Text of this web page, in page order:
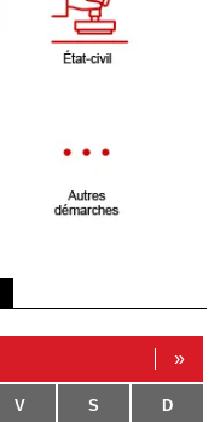
»
V S D